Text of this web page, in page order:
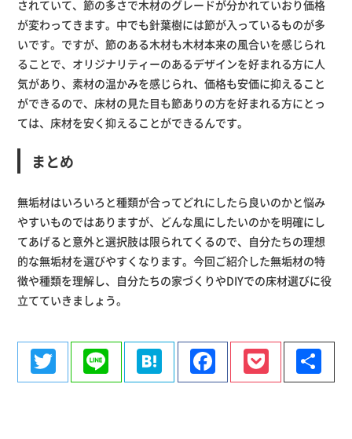
されていて、節の多さで木材のグレードが分かれていおり価格
が変わってきます。中でも針葉樹には節が入っているものが多
いです。ですが、節のある木材も木材本来の風合いを感じられ
ることで、オリジナリティーのあるデザインを好まれる方に人
気があり、素材の温かみを感じられ、価格も安価に抑えること
ができるので、床材の見た目も節ありの方を好まれる方にとっ
ては、床材を安く抑えることができるんです。
まとめ
無垢材はいろいろと種類が合ってどれにしたら良いのかと悩み
やすいものではありますが、どんな風にしたいのかを明確にし
てあげると意外と選択肢は限られてくるので、自分たちの理想
的な無垢材を選びやすくなります。今回ご紹介した無垢材の特
徴や種類を理解し、自分たちの家づくりやDIYでの床材選びに役
立てていきましょう。
TwitterLine HatenaFacebook
Pocket
有